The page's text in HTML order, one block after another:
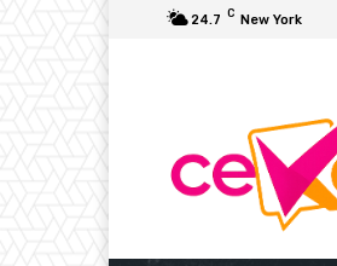
24.7 C New York